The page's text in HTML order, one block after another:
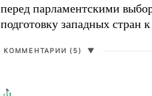
перед парламентскими
подготовку западных стран
КОММЕНТАРИИ (5) ▼